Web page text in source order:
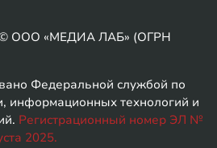
ООО «МЕДИА ЛАБ» (ОГРН
Федеральной службой по
информационных технологий и
Регистрационный номер ЭЛ №
2025.